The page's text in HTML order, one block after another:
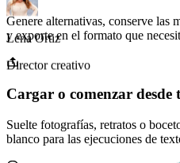
Genere alternativas, conserve las
y exporte en el formato que
Cargar o comenzar desde
Suelte fotografías, retratos o
blanco para las ejecuciones de
Marco Chen
Comercializador de rendimiento